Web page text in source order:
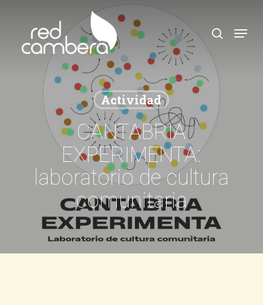
content
Menu
Actividad
CANTABRIA
EXPERIMENTA:
laboratorio de cultura
comunitaria